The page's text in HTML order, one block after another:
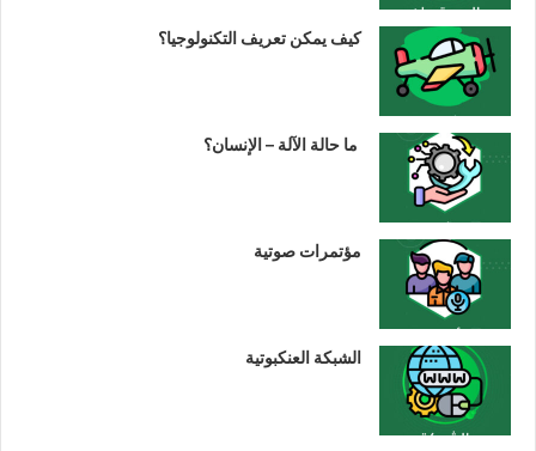
كيف يمكن تعريف التكنولوجيا؟
ما حالة الآلة – الإنسان؟
مؤتمرات صوتية
الشبكة العنكبوتية